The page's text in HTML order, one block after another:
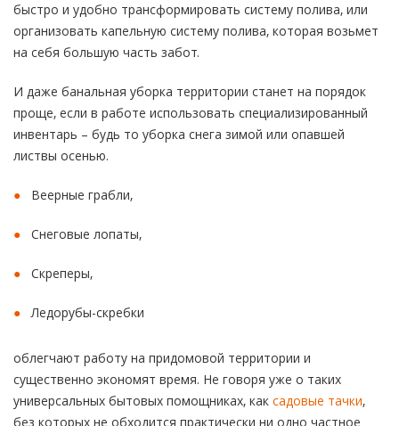
быстро и удобно трансформировать систему полива, или
организовать капельную систему полива, которая возьмет
на себя большую часть забот.
И даже банальная уборка территории станет на порядок
проще, если в работе использовать специализированный
инвентарь – будь то уборка снега зимой или опавшей
листвы осенью.
Веерные грабли,
Снеговые лопаты,
Скреперы,
Ледорубы-скребки
облегчают работу на придомовой территории и
существенно экономят время. Не говоря уже о таких
универсальных бытовых помощниках, как садовые тачки,
без которых не обходится практически ни одно частное